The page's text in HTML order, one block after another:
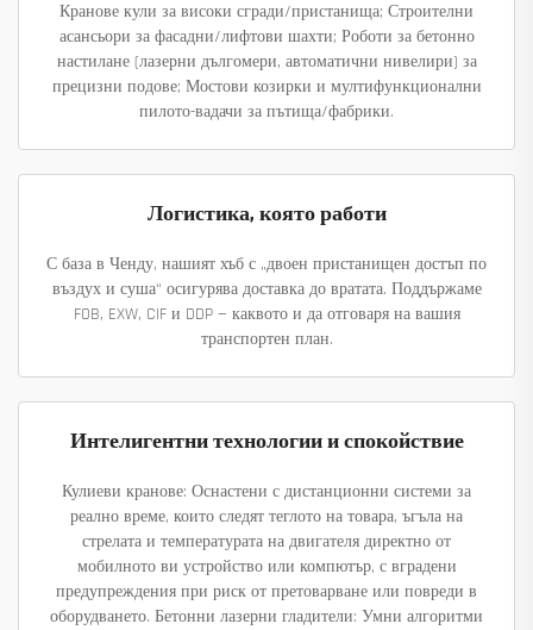
Кранове кули за високи сгради/пристанища; Строителни
асансьори за фасадни/лифтови шахти; Роботи за бетонно
настилане (лазерни дългомери, автоматични нивелири) за
прецизни подове; Мостови козирки и мултифункционални
пилото-вадачи за пътища/фабрики.
Логистика, която работи
С база в Ченду, нашият хъб с „двоен пристанищен достъп по
въздух и суша“ осигурява доставка до вратата. Поддържаме
FOB, EXW, CIF и DDP — каквото и да отговаря на вашия
транспортен план.
Интелигентни технологии и спокойствие
Кулиеви кранове: Оснастени с дистанционни системи за
реално време, които следят теглото на товара, ъгъла на
стрелата и температурата на двигателя директно от
мобилното ви устройство или компютър, с вградени
предупреждения при риск от претоварване или повреди в
оборудването. Бетонни лазерни гладители: Умни алгоритми